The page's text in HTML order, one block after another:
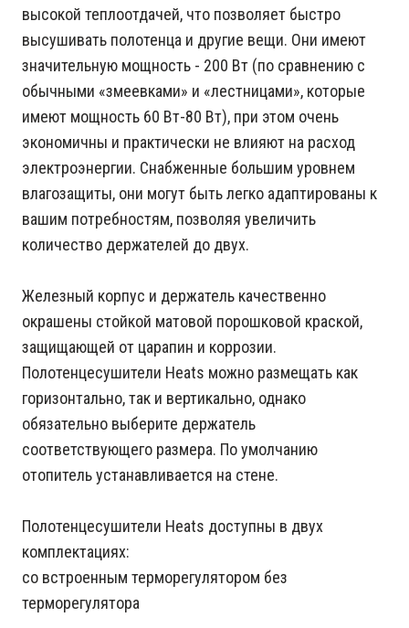
высокой теплоотдачей, что позволяет быстро
высушивать полотенца и другие вещи. Они имеют
значительную мощность - 200 Вт (по сравнению с
обычными «змеевками» и «лестницами», которые
имеют мощность 60 Вт-80 Вт), при этом очень
экономичны и практически не влияют на расход
электроэнергии. Снабженные большим уровнем
влагозащиты, они могут быть легко адаптированы к
вашим потребностям, позволяя увеличить
количество держателей до двух.
Железный корпус и держатель качественно
окрашены стойкой матовой порошковой краской,
защищающей от царапин и коррозии.
Полотенцесушители Heats можно размещать как
горизонтально, так и вертикально, однако
обязательно выберите держатель
соответствующего размера. По умолчанию
отопитель устанавливается на стене.
Полотенцесушители Heats доступны в двух
комплектациях:
со встроенным терморегулятором без
терморегулятора